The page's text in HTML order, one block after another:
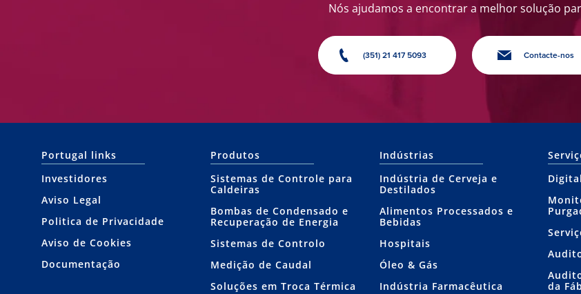
Nós ajudamos a encontrar a melhor solução
(351) 21 417 5093 Contacte-nos
Portugal links
Investidores
Aviso Legal
Politica de Privacidade
Aviso de Cookies
Documentação
Produtos
Sistemas de Controle para
Caldeiras
Bombas de Condensado e
Recuperação de Energia
Sistemas de Controlo
Medição de Caudal
Soluções em Troca Térmica
Indústrias
Indústria de Cerveja e
Destilados
Alimentos Processados e
Bebidas
Hospitais
Óleo & Gás
Indústria Farmacêutica
Digital
da